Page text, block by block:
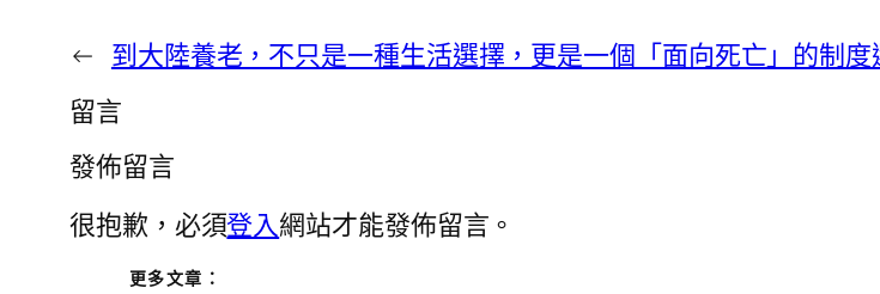
← 到大陸養老，不只是一種生活選擇，更是一個「面向死亡」的制度
留言
發佈留言
很抱歉，必須登入網站才能發佈留言。
更多文章：